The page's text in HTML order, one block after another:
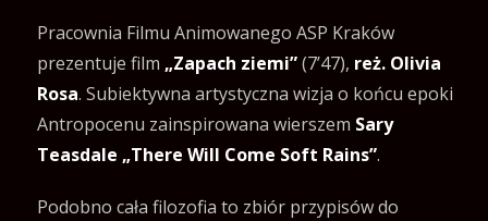
Pracownia Filmu Animowanego ASP Kraków
prezentuje film „Zapach ziemi”(7’47), reż. Olivia
Rosa. Subiektywna artystyczna wizja o końcu epoki
Antropocenu zainspirowana wierszem Sary
Teasdale „There Will Come Soft Rains”.
Podobno cała filozofia to zbiór przypisów do